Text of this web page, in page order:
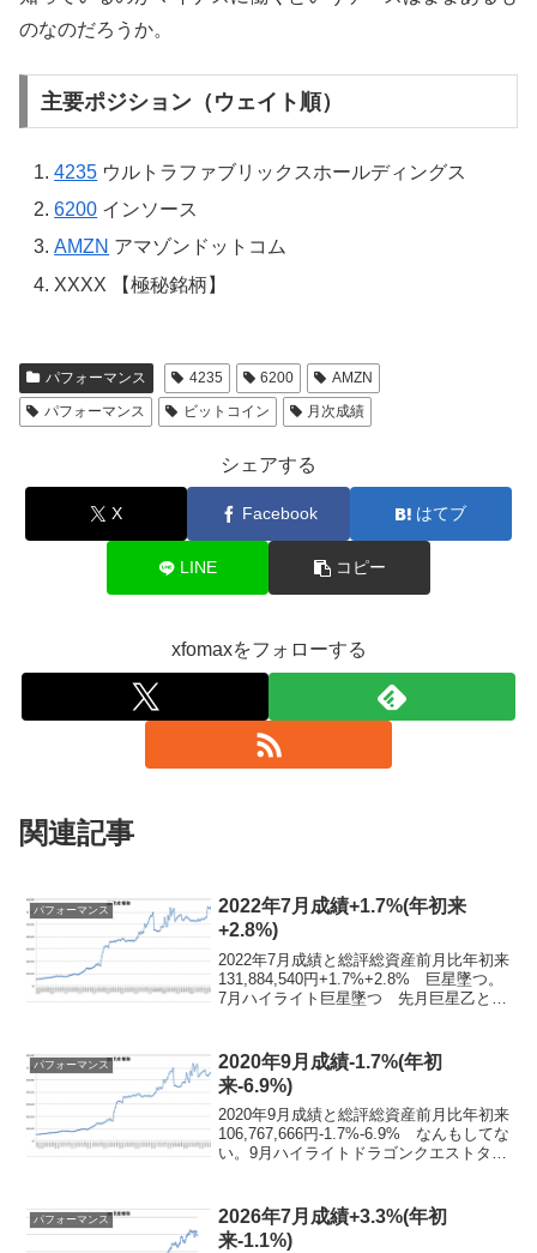
のなのだろうか。
主要ポジション（ウェイト順）
4235 ウルトラファブリックスホールディングス
6200 インソース
AMZN アマゾンドットコム
XXXX 【極秘銘柄】
パフォーマンス 4235 6200
AMZN
パフォーマンス
ビットコイン 月次成績
シェアする
X Facebook はてブ
LINE コピー
xfomaxをフォローする
関連記事
パフォーマンス
2022年7月成績+1.7%(年初来
+2.8%)
2022年7月成績と総評総資産前月比年初来
131,884,540円+1.7%+2.8% 巨星墜つ。
7月ハイライト巨星墜つ 先月巨星乙とか
アベノミクスの実行者にして名前の...
パフォーマンス
2020年9月成績-1.7%(年初
来-6.9%)
2020年9月成績と総評総資産前月比年初来
106,767,666円-1.7%-6.9% なんもしてな
い。9月ハイライトドラゴンクエストタク
割するとか、公式Twitter...
パフォーマンス
2026年7月成績+3.3%(年初
来-1.1%)